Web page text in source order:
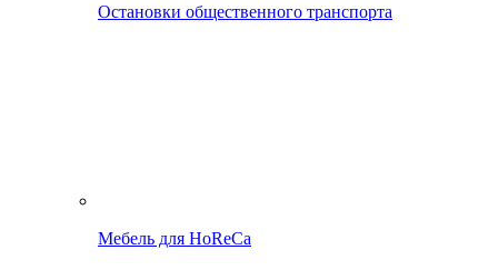
Остановки общественного транспорта
Мебель для HoReCa